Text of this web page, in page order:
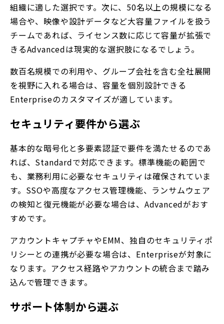
組織に適した選択です。次に、50名以上の規模になる
場合や、映像や設計データなど大容量ファイルを扱う
チームであれば、ライセンス数に応じて容量が拡張で
きるAdvancedは現実的な選択肢になるでしょう。
数百名規模での利用や、グループ会社を含む全社展開
を視野に入れる場合は、容量を個別設計できる
Enterpriseのカスタマイズが適しています。
セキュリティ要件から選ぶ
基本的な暗号化と多要素認証で要件を満たせるのであ
れば、Standardで対応できます。標準機能の範囲で
も、業務利用に必要なセキュリティは確保されていま
す。SSOや高度なアクセス管理機能、ランサムウェア
の検知と復元機能が必要な場合は、Advancedがおす
すめです。
アカウントキャプチャやEMM、独自のセキュリティポ
リシーとの連携が必要な場合は、Enterpriseが対象に
なります。アクセス経路やアカウントの統合まで踏み
込んで管理できます。
サポート体制から選ぶ